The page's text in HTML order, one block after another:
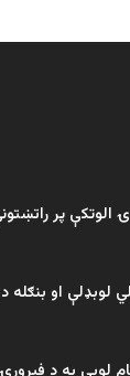
الوتکې پر
لوبډلې او بنګله